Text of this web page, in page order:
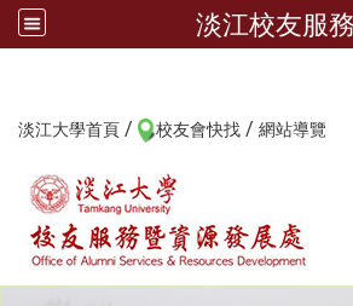
淡江校友服
淡江大學首頁 / 校友會快找 / 網站導覽